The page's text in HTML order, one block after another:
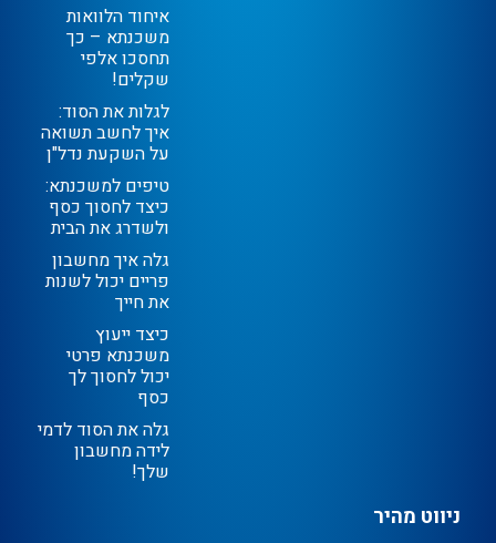
ניווט מהיר
איחוד הלוואות
משכנתא – כך
תחסכו אלפי
שקלים!
לגלות את הסוד:
איך לחשב תשואה
על השקעת נדל"ן
טיפים למשכנתא:
כיצד לחסוך כסף
ולשדרג את הבית
גלה איך מחשבון
פריים יכול לשנות
את חייך
כיצד ייעוץ
משכנתא פרטי
יכול לחסוך לך
כסף
גלה את הסוד לדמי
לידה מחשבון
שלך!